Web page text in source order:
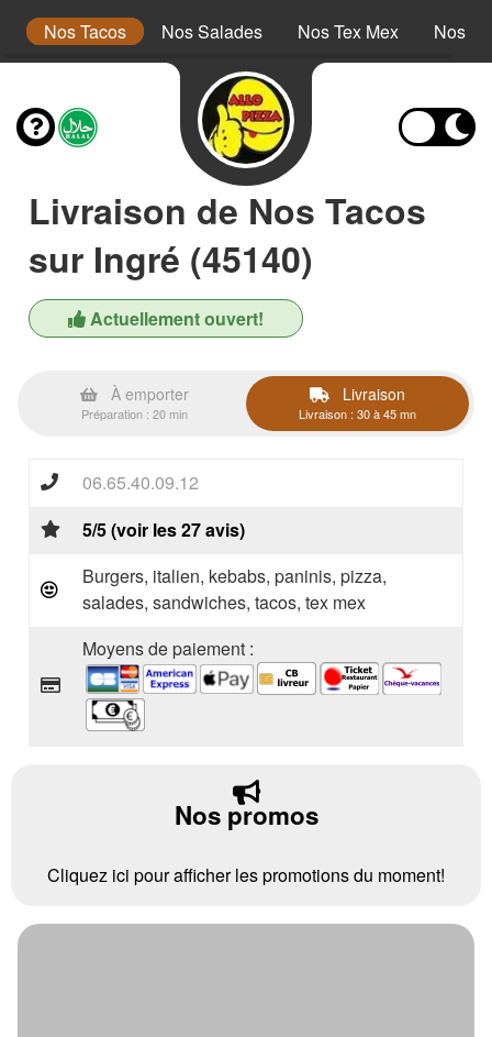
Nos Tacos Nos Salades Nos Tex Mex Nos
Livraison de Nos Tacos
sur Ingré (45140)
Actuellement ouvert!
À emporter
Préparation : 20 min
Livraison
Livraison : 30 à 45 mn
06.65.40.09.12
5/5 (voir les 27 avis)
Burgers, italien, kebabs, paninis, pizza,
salades, sandwiches, tacos, tex mex
Moyens de paiement :
Nos promos
Cliquez ici pour afficher les promotions du moment!